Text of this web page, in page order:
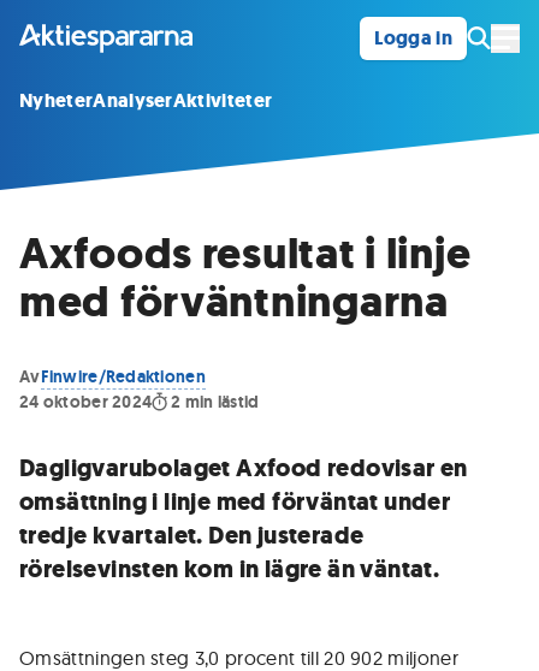
Logga in
NyheterAnalyserAktiviteter
Axfoods resultat i linje
med förväntningarna
AvFinwire/Redaktionen
24 oktober 2024
2 min lästid
Dagligvarubolaget Axfood redovisar en
omsättning i linje med förväntat under
tredje kvartalet. Den justerade
rörelsevinsten kom in lägre än väntat.
Omsättningen steg 3,0 procent till 20 902 miljoner